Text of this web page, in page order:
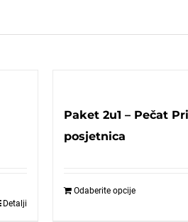
Detalji
Paket 2u1 – Pečat
posjetnica
Odaberite opcije